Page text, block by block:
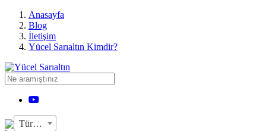
Anasayfa
Blog
İletişim
Yücel Sarıaltın Kimdir?
YouTube
Türkçe